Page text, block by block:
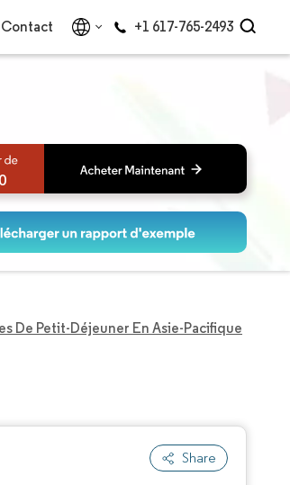
Contact +1 617-765-2493
De Petit-Déjeuner En Asie-Pacifique
Share